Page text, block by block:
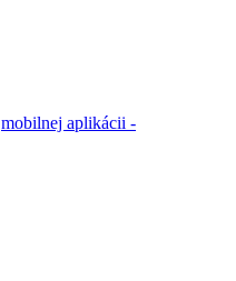
mobilnej aplikácii -